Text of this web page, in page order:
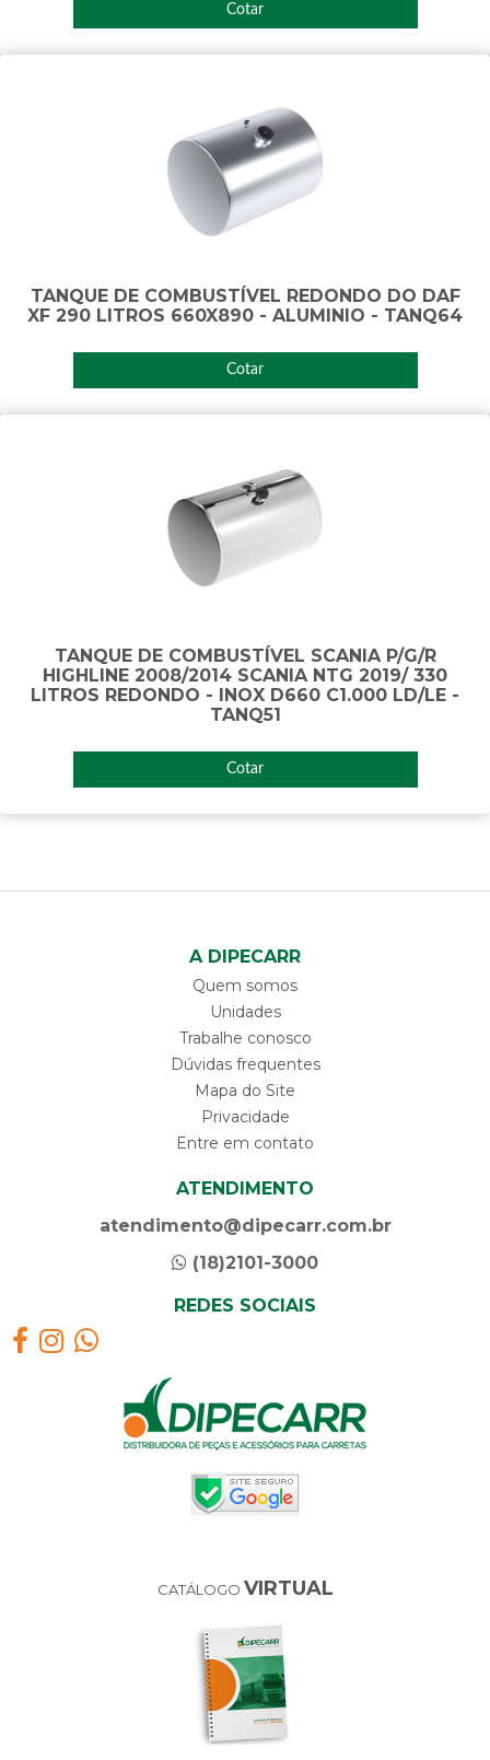
Cotar
TANQUE DE COMBUSTÍVEL REDONDO DO DAF
XF 290 LITROS 660X890 - ALUMINIO - TANQ64
Cotar
TANQUE DE COMBUSTÍVEL SCANIA P/G/R
HIGHLINE 2008/2014 SCANIA NTG 2019/ 330
LITROS REDONDO - INOX D660 C1.000 LD/LE -
TANQ51
Cotar
A DIPECARR
Quem somos
Unidades
Trabalhe conosco
Dúvidas frequentes
Mapa do Site
Privacidade
Entre em contato
ATENDIMENTO
atendimento@dipecarr.com.br
(18)2101-3000
REDES SOCIAIS
CATÁLOGO VIRTUAL